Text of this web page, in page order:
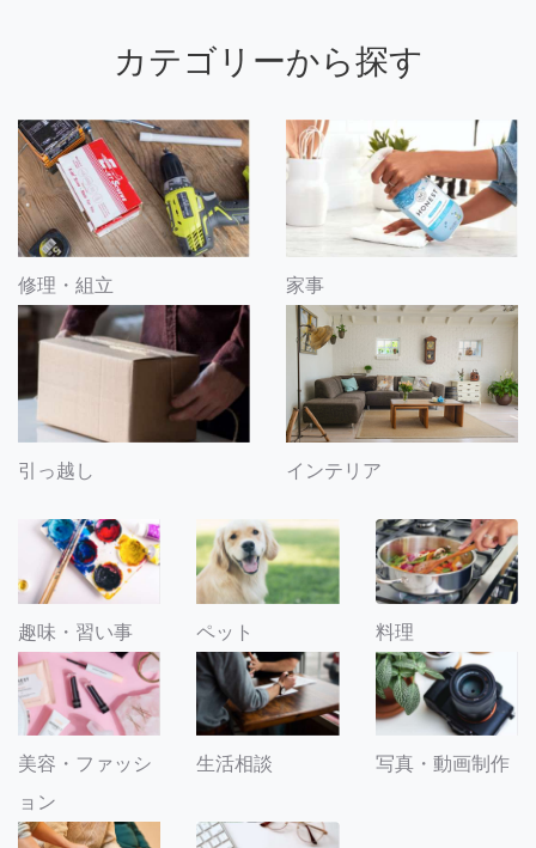
カテゴリーから探す
修理・組立 家事
引っ越し インテリア
趣味・習い事 ペット 料理
美容・ファッシ
ョン
生活相談 写真・動画制作